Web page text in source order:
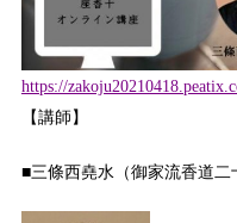
https://
【講師】
■三條西堯水（御家流香道二